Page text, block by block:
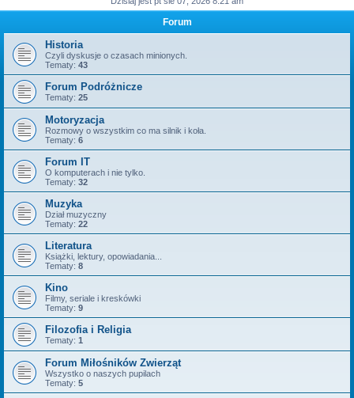
Forum
Historia
Czyli dyskusje o czasach minionych.
Tematy: 43
Forum Podróżnicze
Tematy: 25
Motoryzacja
Rozmowy o wszystkim co ma silnik i koła.
Tematy: 6
Forum IT
O komputerach i nie tylko.
Tematy: 32
Muzyka
Dział muzyczny
Tematy: 22
Literatura
Książki, lektury, opowiadania...
Tematy: 8
Kino
Filmy, seriale i kreskówki
Tematy: 9
Filozofia i Religia
Tematy: 1
Forum Miłośników Zwierząt
Wszystko o naszych pupilach
Tematy: 5